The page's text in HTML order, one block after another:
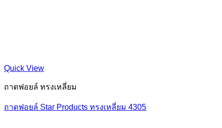
Quick View
ถาดฟอยล์ ทรงเหลี่ยม
ถาดฟอยล์ Star Products ทรงเหลี่ยม 4305